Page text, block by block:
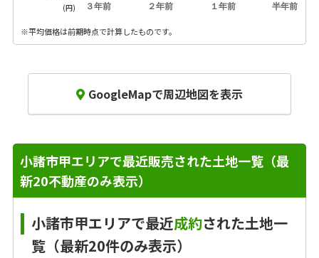
３年前 ２年前 １年前 半年前
(円)
※平均価格は前期時点で計算したものです。
GoogleMapで周辺地図を表示
小諸市甲エリアで最近販売された土地一覧（最
新20不動産のみ表示）
小諸市甲エリアで最近成約された土地一
覧（最新20件のみ表示）